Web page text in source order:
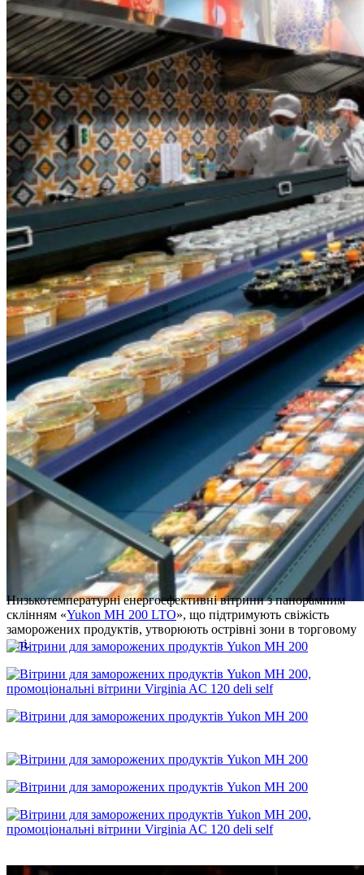
Низькотемпературні енергоефективні вітрини з панорамним
склінням «Yukon MH 200 LTO», що підтримують свіжість
заморожених продуктів, утворюють острівні зони в торговому
залі.